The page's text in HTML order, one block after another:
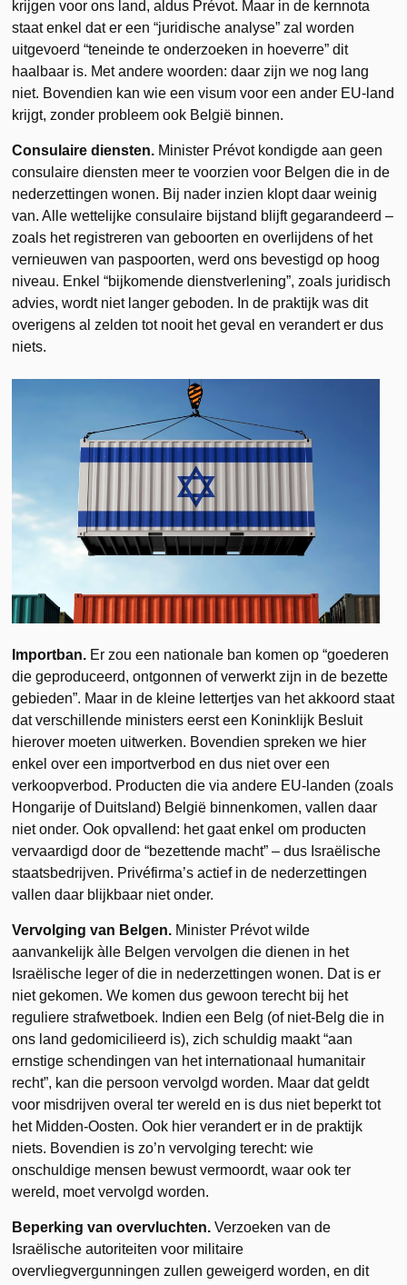
krijgen voor ons land, aldus Prévot. Maar in de kernnota
staat enkel dat er een “juridische analyse” zal worden
uitgevoerd “teneinde te onderzoeken in hoeverre” dit
haalbaar is. Met andere woorden: daar zijn we nog lang
niet. Bovendien kan wie een visum voor een ander EU-land
krijgt, zonder probleem ook België binnen.
Consulaire diensten. Minister Prévot kondigde aan geen
consulaire diensten meer te voorzien voor Belgen die in de
nederzettingen wonen. Bij nader inzien klopt daar weinig
van. Alle wettelijke consulaire bijstand blijft gegarandeerd –
zoals het registreren van geboorten en overlijdens of het
vernieuwen van paspoorten, werd ons bevestigd op hoog
niveau. Enkel “bijkomende dienstverlening”, zoals juridisch
advies, wordt niet langer geboden. In de praktijk was dit
overigens al zelden tot nooit het geval en verandert er dus
niets.
Importban. Er zou een nationale ban komen op “goederen
die geproduceerd, ontgonnen of verwerkt zijn in de bezette
gebieden”. Maar in de kleine lettertjes van het akkoord staat
dat verschillende ministers eerst een Koninklijk Besluit
hierover moeten uitwerken. Bovendien spreken we hier
enkel over een importverbod en dus niet over een
verkoopverbod. Producten die via andere EU-landen (zoals
Hongarije of Duitsland) België binnenkomen, vallen daar
niet onder. Ook opvallend: het gaat enkel om producten
vervaardigd door de “bezettende macht” – dus Israëlische
staatsbedrijven. Privéfirma’s actief in de nederzettingen
vallen daar blijkbaar niet onder.
Vervolging van Belgen. Minister Prévot wilde
aanvankelijk àlle Belgen vervolgen die dienen in het
Israëlische leger of die in nederzettingen wonen. Dat is er
niet gekomen. We komen dus gewoon terecht bij het
reguliere strafwetboek. Indien een Belg (of niet-Belg die in
ons land gedomicilieerd is), zich schuldig maakt “aan
ernstige schendingen van het internationaal humanitair
recht”, kan die persoon vervolgd worden. Maar dat geldt
voor misdrijven overal ter wereld en is dus niet beperkt tot
het Midden-Oosten. Ook hier verandert er in de praktijk
niets. Bovendien is zo’n vervolging terecht: wie
onschuldige mensen bewust vermoordt, waar ook ter
wereld, moet vervolgd worden.
Beperking van overvluchten. Verzoeken van de
Israëlische autoriteiten voor militaire
overvliegvergunningen zullen geweigerd worden, en dit